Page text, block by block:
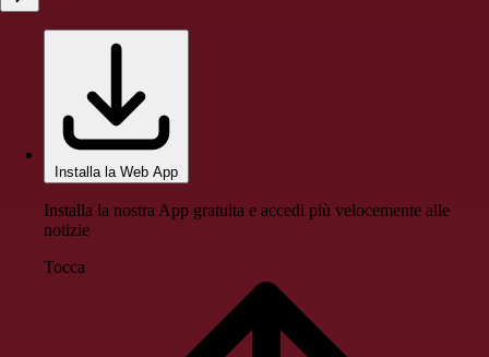
Installa la Web App
Installa la nostra App gratuita e accedi più velocemente alle
notizie
Tocca